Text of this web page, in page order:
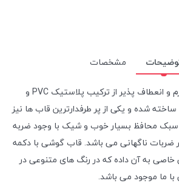
مشخصات
قاب گوشی ضربه گیر نرم و انعطاف پذیر از ترکیب پلاستیک PVC و
شده و یکی از پر طرفدارترین قاب ها نیز
سبک محافظ بسیار خوب و شیک با وجود ضربه
در برابر ضربات ناگهانی می باشد. قاب گوشی با دکمه
خاصی به آن داده که در رنگ های متنوعی در
با ما موجود می باشد.